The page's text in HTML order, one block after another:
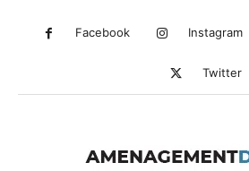
Facebook Instagram
Twitter